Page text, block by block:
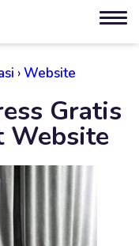
›Website
Gratis
Website